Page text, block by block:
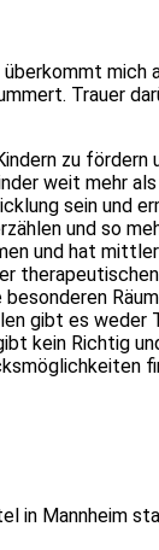
mich
Trauer
zu fördern
weit mehr
sein und
und so
und hat
gibt es weder
kein Richtig
in Mannheim